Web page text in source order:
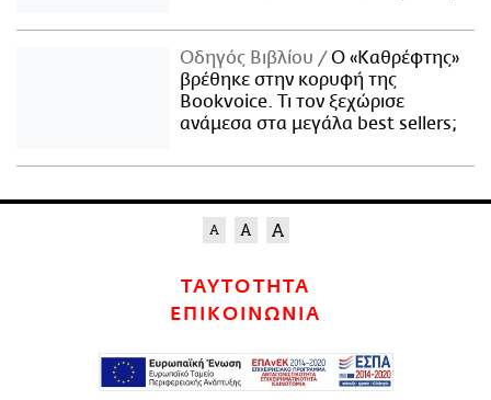
Οδηγός Βιβλίου
Ο «Καθρέφτης»
βρέθηκε στην κορυφή της
Bookvoice. Τι τον ξεχώρισε
ανάμεσα στα μεγάλα best sellers;
ΤΑΥΤΟΤΗΤΑ
ΕΠΙΚΟΙΝΩΝΙΑ